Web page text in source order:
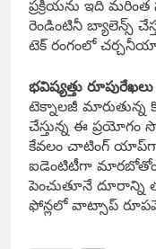
ప్రక్రియను ఇది మరింత
రెండింటినీ బ్యాలెన్స్
టెక్ రంగంలో
భవిష్యత్తు రూపురేఖలు
టెక్నాలజీ మారుతున్న
చేస్తున్న ఈ
కేవలం చాటింగ్ యాప్‌గా
ఐడెంటిటీగా
పెంచుతూనే దూరాన్ని
ఫోన్లలో వాట్సాప్